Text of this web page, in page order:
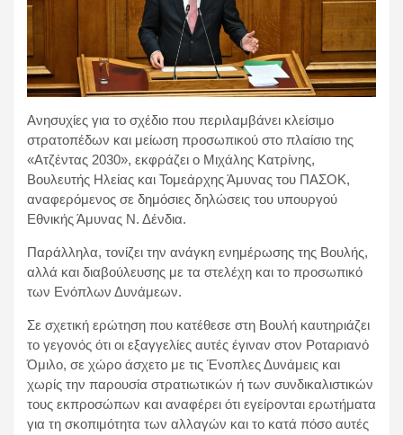
Ανησυχίες για το σχέδιο που περιλαμβάνει κλείσιμο
στρατοπέδων και μείωση προσωπικού στο πλαίσιο της
«Ατζέντας 2030», εκφράζει ο Μιχάλης Κατρίνης,
Βουλευτής Ηλείας και Τομεάρχης Άμυνας του ΠΑΣΟΚ,
αναφερόμενος σε δημόσιες δηλώσεις του υπουργού
Εθνικής Άμυνας Ν. Δένδια.
Παράλληλα, τονίζει την ανάγκη ενημέρωσης της Βουλής,
αλλά και διαβούλευσης με τα στελέχη και το προσωπικό
των Ενόπλων Δυνάμεων.
Σε σχετική ερώτηση που κατέθεσε στη Βουλή καυτηριάζει
το γεγονός ότι οι εξαγγελίες αυτές έγιναν στον Ροταριανό
Όμιλο, σε χώρο άσχετο με τις Ένοπλες Δυνάμεις και
χωρίς την παρουσία στρατιωτικών ή των συνδικαλιστικών
τους εκπροσώπων και αναφέρει ότι εγείρονται ερωτήματα
για τη σκοπιμότητα των αλλαγών και το κατά πόσο αυτές